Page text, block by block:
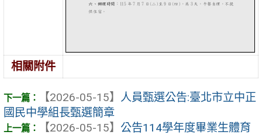
相關附件
【2026-05-15】 人員甄選公告:臺北市立中正
國民中學組長甄選簡章
【2026-05-15】 公告114學年度畢業生體育